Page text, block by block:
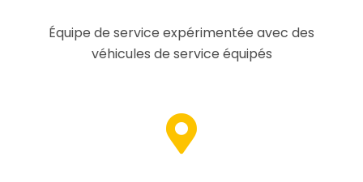
Équipe de service expérimentée avec des
véhicules de service équipés